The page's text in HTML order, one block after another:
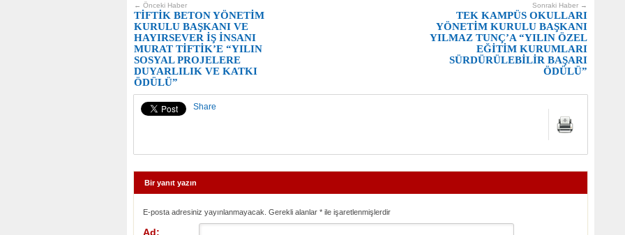
Sonraki Haber →
TEK KAMPÜS OKULLARI
YÖNETİM KURULU BAŞKANI
YILMAZ TUNÇ’A “YILIN ÖZEL
EĞİTİM KURUMLARI
SÜRDÜRÜLEBİLİR BAŞARI
ÖDÜLÜ”
← Önceki Haber
TİFTİK BETON YÖNETİM
KURULU BAŞKANI VE
HAYIRSEVER İŞ İNSANI
MURAT TİFTİK’E “YILIN
SOSYAL PROJELERE
DUYARLILIK VE KATKI
ÖDÜLÜ”
Share
Bir yanıt yazın
E-posta adresiniz yayınlanmayacak. Gerekli alanlar * ile işaretlenmişlerdir
Ad: